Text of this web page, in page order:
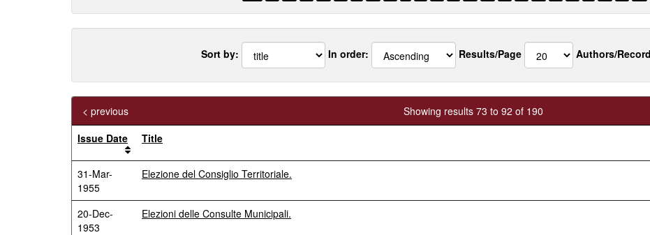
Sort by: In order: Results/Page Authors/
Showing results 73 to 92 of 190
< previous
Issue Date
Title
31-Mar-
1955
Elezione del Consiglio Territoriale.
20-Dec-
1953
Elezioni delle Consulte Municipali.